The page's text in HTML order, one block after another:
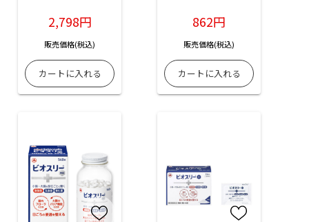
2,798円
販売価格(税込)
862円
販売価格(税込)